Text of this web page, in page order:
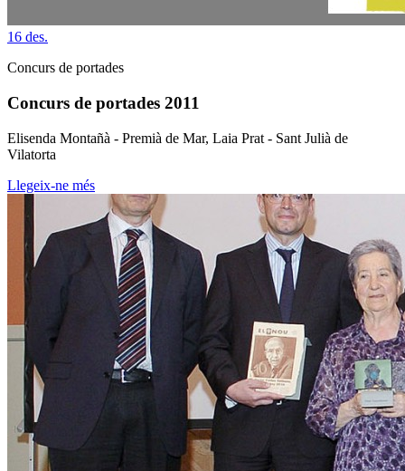
16 des.
Concurs de portades
Concurs de portades 2011
Elisenda Montañà - Premià de Mar, Laia Prat - Sant Julià de
Vilatorta
Llegeix-ne més